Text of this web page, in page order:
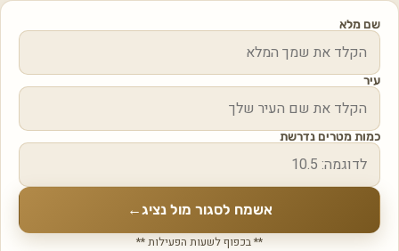
שם מלא
עיר
כמות מטרים נדרשת
אשמח לסגור מול נציג←
** בכפוף לשעות הפעילות **